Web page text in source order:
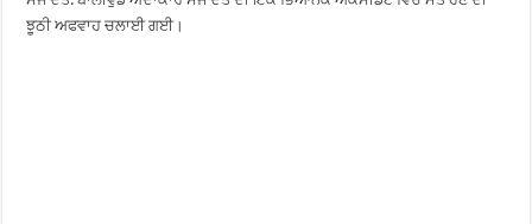
ਝੂਠੀ ਅਫਵਾਹ ਚਲਾਈ ਗਈ।